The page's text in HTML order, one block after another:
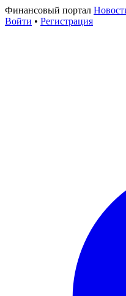
Финансовый портал
Войти • Регистрация